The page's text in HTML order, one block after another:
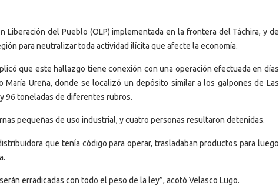
del Pueblo (OLP) implementada en la frontera del Táchira, y de
para neutralizar toda actividad ilícita que afecte la economía.
que este hallazgo tiene conexión con una operación efectuada en días
Ureña, donde se localizó un depósito similar a los galpones de Las
96 toneladas de diferentes rubros.
pequeñas de uso industrial, y cuatro personas resultaron detenidas.
que tenía código para operar, trasladaban productos para luego
erradicadas con todo el peso de la ley”, acotó Velasco Lugo.